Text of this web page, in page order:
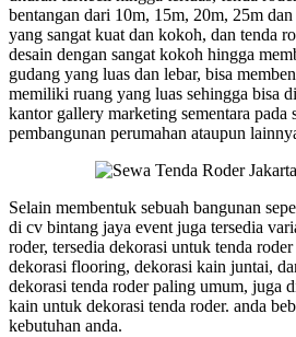
bentangan dari 10m, 15m, 20m, 25m
yang sangat kuat dan kokoh, dan tenda
desain dengan sangat kokoh hingga
gudang yang luas dan lebar, bisa
memiliki ruang yang luas sehingga bisa
kantor gallery marketing sementara pada
pembangunan perumahan ataupun
Selain membentuk sebuah bangunan
di cv bintang jaya event juga tersedia
roder, tersedia dekorasi untuk tenda
dekorasi flooring, dekorasi kain juntai,
dekorasi tenda roder paling umum, juga
kain untuk dekorasi tenda roder. anda
kebutuhan anda.